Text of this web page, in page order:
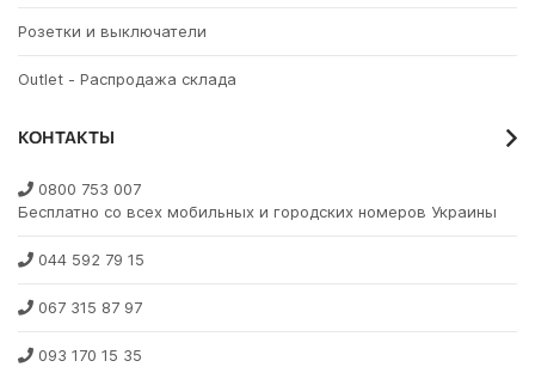
Розетки и выключатели
Outlet - Распродажа склада
КОНТАКТЫ
0800 753 007
Бесплатно со всех мобильных и городских номеров Украины
044 592 79 15
067 315 87 97
093 170 15 35